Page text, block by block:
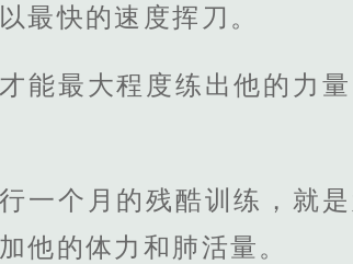
最快的速度挥刀。
能最大程度练出他的力
一个月的残酷训练，就
他的体力和肺活量。